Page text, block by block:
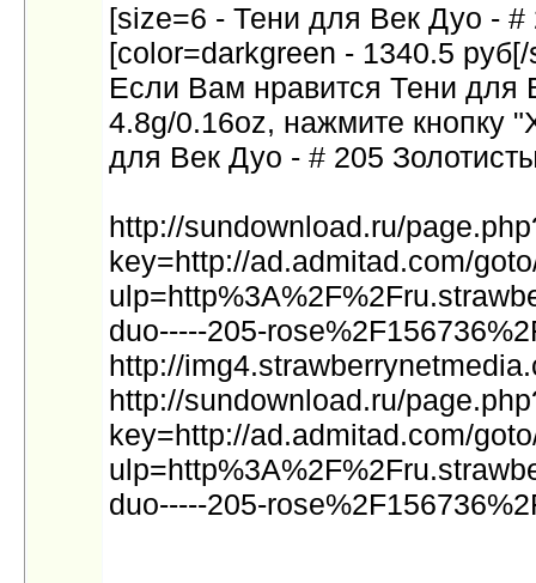
[size=6 - Тени для Век Дуо -
[color=darkgreen - 1340.5
Если Вам нравится Тени для
4.8g/0.16oz, нажмите кнопку
для Век Дуо - # 205
http://sundownload.ru/
key=http://ad.admitad.com/
duo-----205-
http://
http://sundownload.ru/
key=http://ad.admitad.com/
duo-----205-